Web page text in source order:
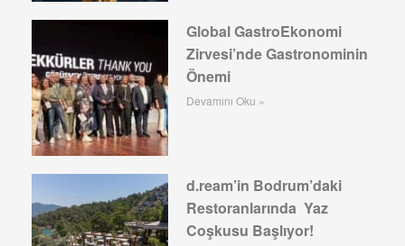
Global GastroEkonomi
Zirvesi’nde Gastronominin
Önemi
Devamını Oku »
d.ream’in Bodrum’daki
Restoranlarında Yaz
Coşkusu Başlıyor!